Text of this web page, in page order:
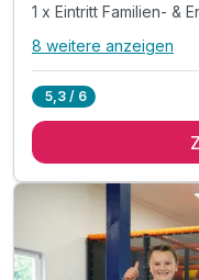
1 x Eintritt Familien- &
Alle
3 x reichhaltiges
1 x Eintritt Familien- &
1 x Geschenk zur
inkl. täglich
8 weitere anzeigen
5,3 / 6